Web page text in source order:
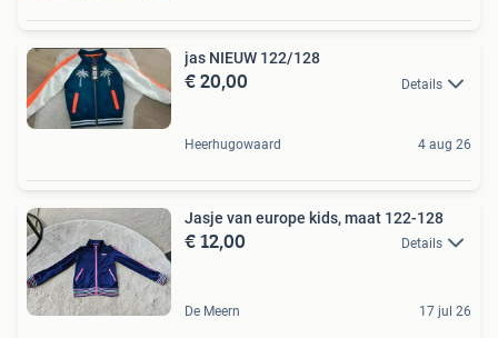
jas NIEUW 122/128
€ 20,00 Details
Heerhugowaard 4 aug 26
Jasje van europe kids, maat 122-128
€ 12,00 Details
De Meern 17 jul 26